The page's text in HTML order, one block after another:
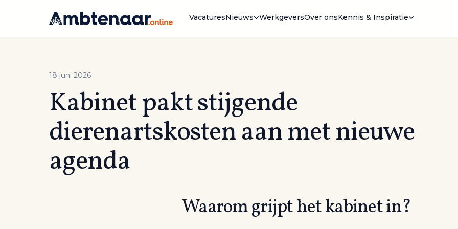
VacaturesNieuws WerkgeversOver onsKennis & Inspiratie
18 juni 2026
Kabinet pakt stijgende
dierenartskosten aan met nieuwe
agenda
Waarom grijpt het kabinet in?